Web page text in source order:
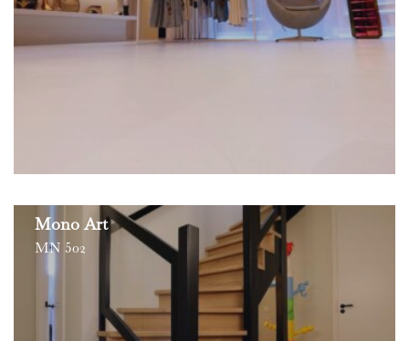
Mono Art
MN 502